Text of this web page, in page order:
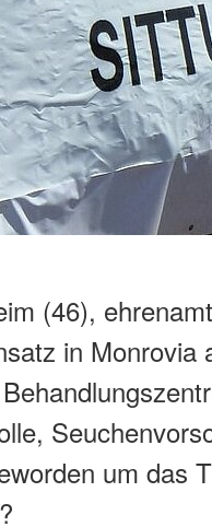
(46),
in Monrovia
um das